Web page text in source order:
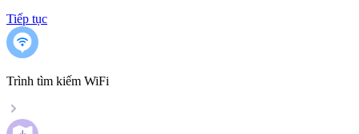
Tiếp tục
Trình tìm kiếm WiFi